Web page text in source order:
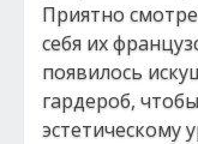
Приятно
себя их
появилось
гардероб,